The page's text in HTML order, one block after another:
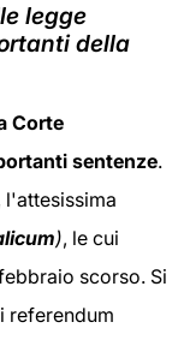
legge
della
Corte
sentenze.
), le cui
scorso. Si
referendum